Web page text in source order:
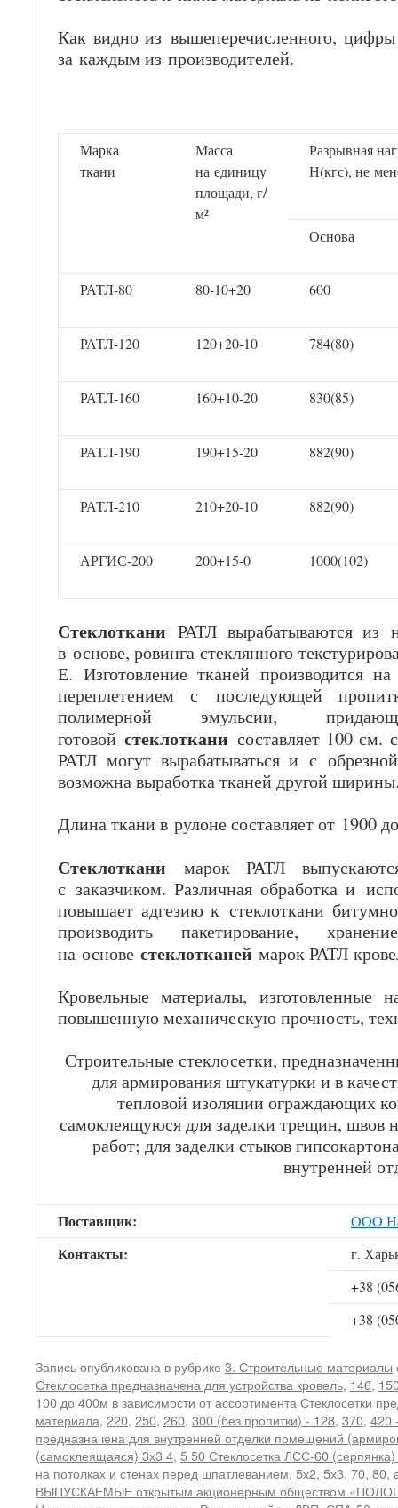
Как видно из вышеперечисленного,
за каждым из производителей.
Марка
ткани
Масса
на единицу
площади, г/
м²
Разрывная
Н(кгс), не
Основа
РАТЛ-80 80-10+20 600
РАТЛ-120 120+20-10 784(80)
РАТЛ-160 160+10-20 830(85)
РАТЛ-190 190+15-20 882(90)
РАТЛ-210 210+20-10 882(90)
АРГИС-200 200+15-0 1000(102)
Стеклоткани РАТЛ вырабатываются из
в основе, ровинга стеклянного
Е. Изготовление тканей производится
переплетением с последующей
полимерной эмульсии,
готовойстеклоткани составляет 100
РАТЛ могут вырабатываться и с
возможна выработка тканей другой
Длина ткани в рулоне составляет от 1900
Стеклоткани марок РАТЛ
с заказчиком. Различная обработка и
повышает адгезию к стеклоткани
производить пакетирование,
на основе стеклотканей марок РАТЛ
Кровельные материалы,
повышенную механическую прочность,
Строительные стеклосетки,
для армирования штукатурки и в
тепловой изоляции ограждающих
самоклеящуюся для заделки трещин, швов
работ; для заделки стыков
внутренней
Поставщик: ООО
Контакты:
г.
+38
+38
Запись опубликована в рубрике 3. Строительные материалы
Стеклосетка предназначена для устройства кровель, 146,
100 до 400м в зависимости от ассортимента Стеклосетки
материала, 220, 250, 260, 300 (без пропитки) - 128, 370, 420
предназначена для внутренней отделки помещений
(самоклеящаяся) 3х3 4, 5 50 Стеклосетка ЛСС-60
на потолках и стенах перед шпатлеванием, 5х2, 5х3, 70, 80,
ВЫПУСКАЕМЫЕ открытым акционерным обществом